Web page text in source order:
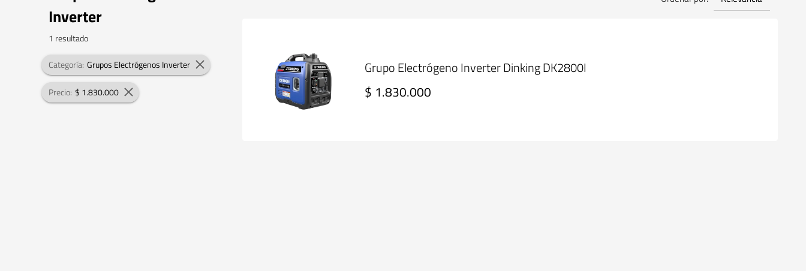
Inverter
1 resultado
Categoría: Grupos Electrógenos Inverter
Precio: $ 1.830.000
Grupo Electrógeno Inverter Dinking DK2800I
$ 1.830.000